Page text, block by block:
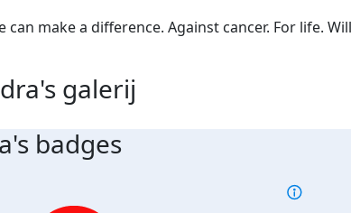
can make a difference. Against cancer. For life.
galerij
badges